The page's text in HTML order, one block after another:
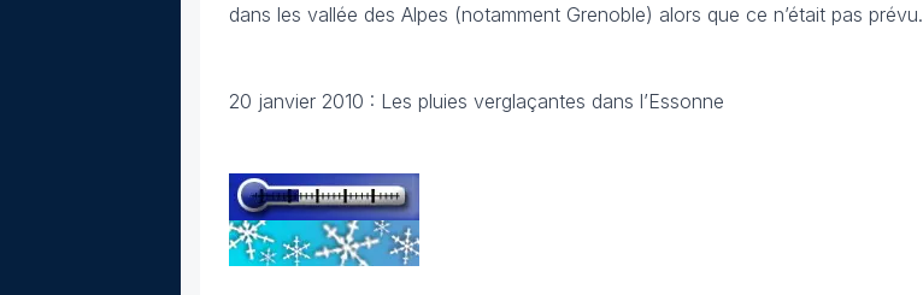
dans les vallée des Alpes (notamment Grenoble) alors que ce n’était pas prévu.
20 janvier 2010 : Les pluies verglaçantes dans l’Essonne